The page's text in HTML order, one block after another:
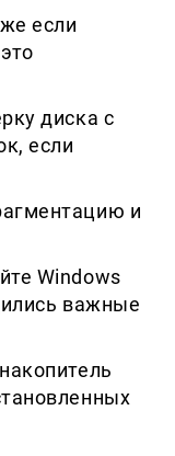
если
диска с
если
и
Windows
важные